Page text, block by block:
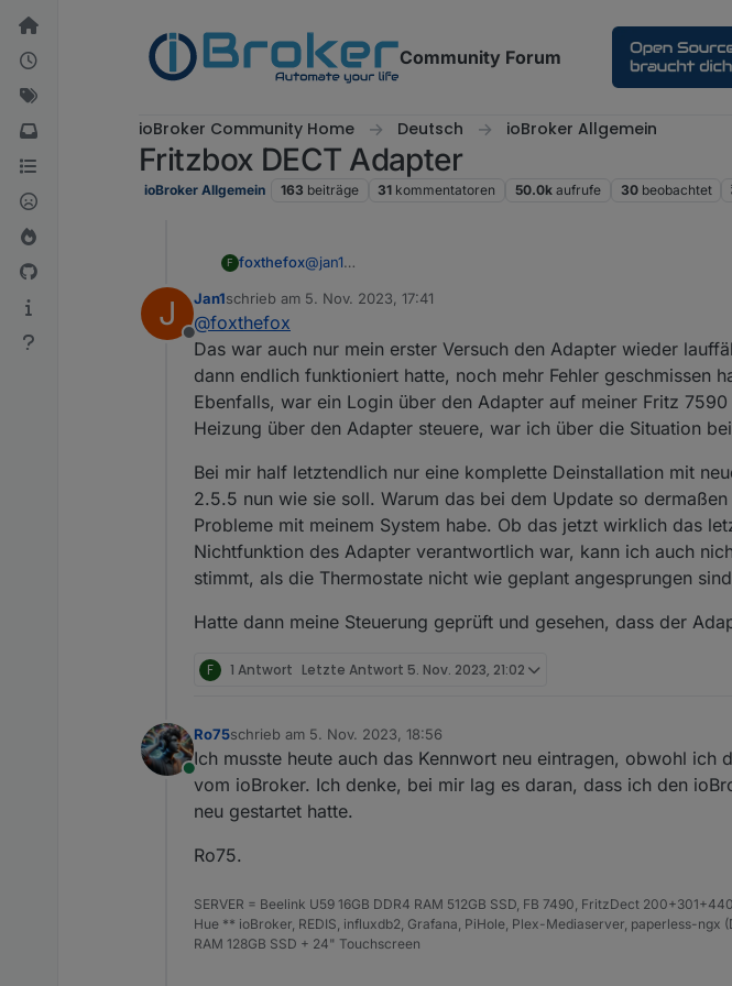
Weiter zum Inhalt
Community Forum
ioBroker Community Home Deutsch ioBroker Allgemein
Fritzbox DECT Adapter
ioBroker Allgemein 163 beiträge 31 kommentatoren 50.0k aufrufe 30 beobachtet
F foxthefox@jan1
J
Offline
Jan1schrieb am 5. Nov. 2023, 17:41
zuletzt editiert von
@foxthefox
Das war auch nur mein erster Versuch den Adapter wieder
dann endlich funktioniert hatte, noch mehr Fehler geschmissen
Ebenfalls, war ein Login über den Adapter auf meiner Fritz
Heizung über den Adapter steuere, war ich über die Situation
Bei mir half letztendlich nur eine komplette Deinstallation mit
2.5.5 nun wie sie soll. Warum das bei dem Update so
Probleme mit meinem System habe. Ob das jetzt wirklich das
Nichtfunktion des Adapter verantwortlich war, kann ich auch
stimmt, als die Thermostate nicht wie geplant angesprungen
Hatte dann meine Steuerung geprüft und gesehen, dass der
F 1 Antwort Letzte Antwort 5. Nov. 2023, 21:02
Online
Ro75schrieb am 5. Nov. 2023, 18:56
zuletzt editiert von
Ich musste heute auch das Kennwort neu eintragen, obwohl ich
vom ioBroker. Ich denke, bei mir lag es daran, dass ich den
neu gestartet hatte.
Ro75.
SERVER = Beelink U59 16GB DDR4 RAM 512GB SSD, FB 7490, FritzDect
Hue ** ioBroker, REDIS, influxdb2, Grafana, PiHole, Plex-Mediaserver, paperless-
RAM 128GB SSD + 24" Touchscreen